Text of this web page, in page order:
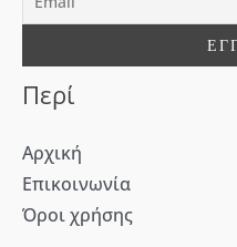
α
Περί
Αρχική
Επικοινωνία
Όροι χρήσης